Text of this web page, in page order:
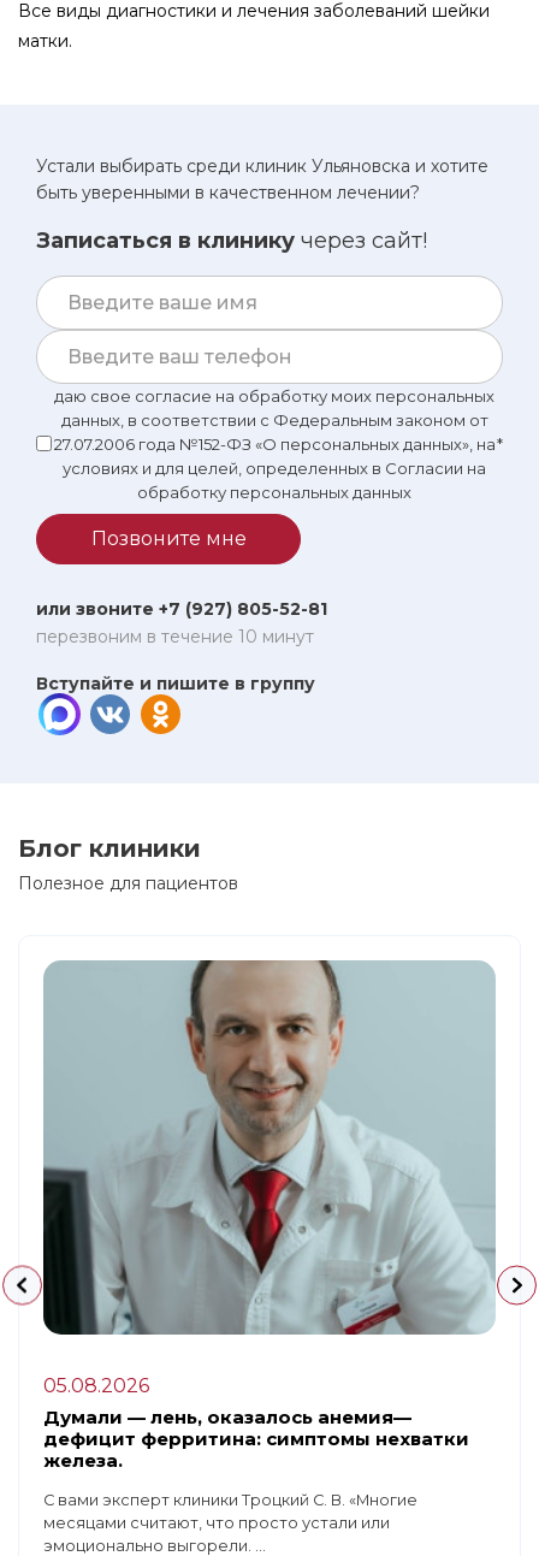
Все виды диагностики и лечения заболеваний шейки
матки.
Устали выбирать среди клиник Ульяновска и хотите
быть уверенными в качественном лечении?
Записаться в клинику через сайт!
даю свое согласие на обработку моих персональных
данных, в соответствии с Федеральным законом от
27.07.2006 года №152-ФЗ «О персональных данных», на
условиях и для целей, определенных в Согласии на
обработку персональных данных
*
Позвоните мне
или звоните +7 (927) 805-52-81
перезвоним в течение 10 минут
Вступайте и пишите в группу
Блог клиники
Полезное для пациентов
05.08.2026
Думали — лень, оказалось анемия—
дефицит ферритина: симптомы нехватки
железа.
С вами эксперт клиники Троцкий С. В. «Многие
месяцами считают, что просто устали или
эмоционально выгорели. ...